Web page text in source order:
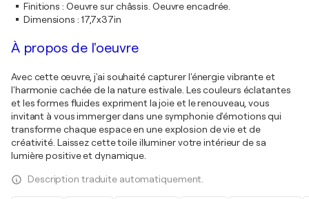
Finitions : Oeuvre sur châssis. Oeuvre encadrée.
Dimensions : 17,7x37in
À propos de l'oeuvre
Avec cette œuvre, j'ai souhaité capturer l'énergie vibrante et
l'harmonie cachée de la nature estivale. Les couleurs éclatantes
et les formes fluides expriment la joie et le renouveau, vous
invitant à vous immerger dans une symphonie d'émotions qui
transforme chaque espace en une explosion de vie et de
créativité. Laissez cette toile illuminer votre intérieur de sa
lumière positive et dynamique.
Description traduite automatiquement.